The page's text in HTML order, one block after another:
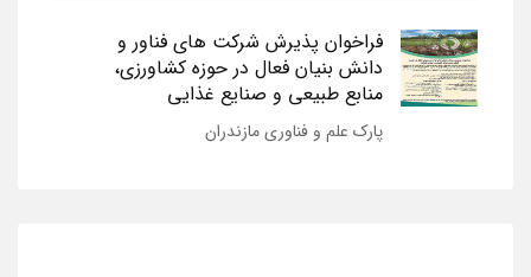
فراخوان پذیرش شرکت های فناور و
دانش بنیان فعال در حوزه کشاورزی،
منابع طبیعی و صنایع غذایی
پارک علم و فناوری مازندران